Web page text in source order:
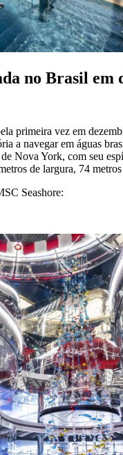
no Brasil em
primeira vez em
a navegar em águas
Nova York, com seu
de largura, 74
Seashore: